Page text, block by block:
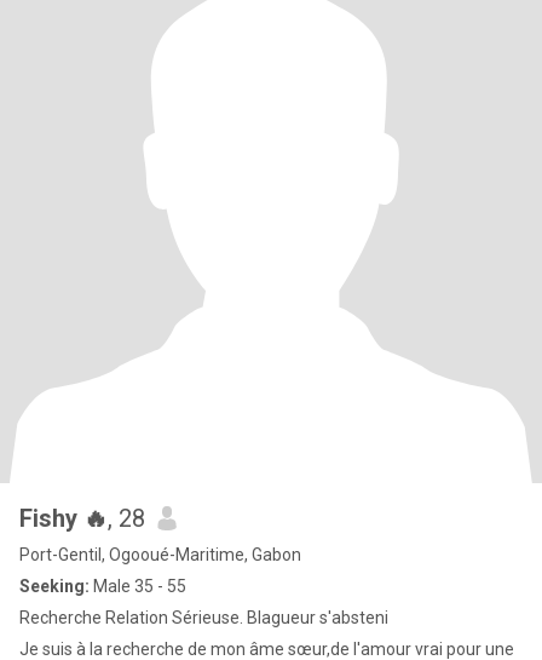
Fishy 🔥, 28
Port-Gentil, Ogooué-Maritime, Gabon
Seeking: Male 35 - 55
Recherche Relation Sérieuse. Blagueur s'absteni
Je suis à la recherche de mon âme sœur,de l'amour vrai pour une